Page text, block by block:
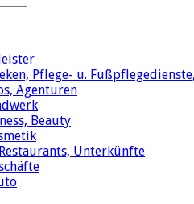
Pflege- u.
Agenturen
Beauty
Unterkünfte